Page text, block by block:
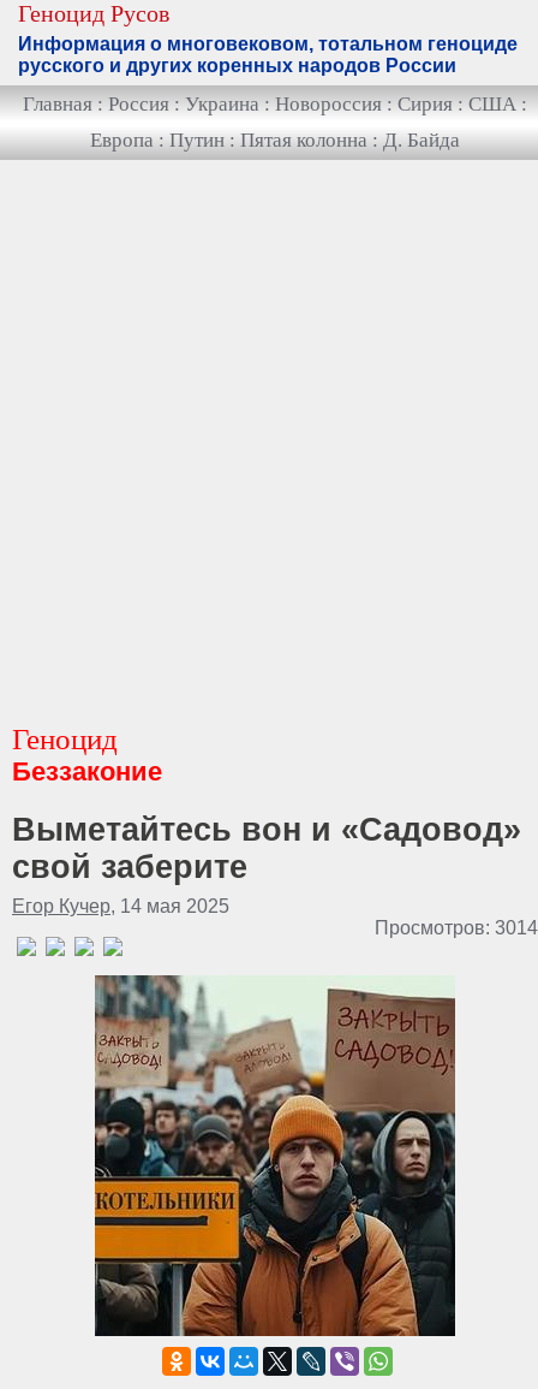
Геноцид Русов
Информация о многовековом, тотальном геноциде
русского и других коренных народов России
Главная : Россия : Украина : Новороссия : Сирия : США :
Европа : Путин : Пятая колонна : Д. Байда
Геноцид
Беззаконие
Выметайтесь вон и «Садовод»
свой заберите
Егор Кучер, 14 мая 2025
Просмотров: 3014